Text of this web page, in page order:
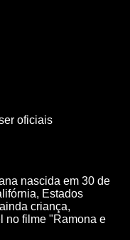
oficiais
nascida em 30 de
Estados
criança,
no filme "Ramona e